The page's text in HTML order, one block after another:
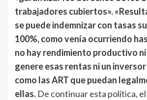
trabajadores cubiertos».
se puede indemnizar con tasas
100%, como venía ocurriendo
no hay rendimiento productivo
genere esas rentas ni un
como las ART que puedan
ellas. De continuar esta política,